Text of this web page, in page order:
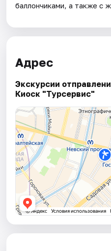
баллончиками, а также с
Адрес
Экскурсии
Киоск "Турсервис"